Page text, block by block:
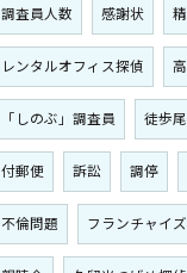
調査員人数 感謝状
レンタルオフィス探偵
「しのぶ」調査員 徒歩
付郵便 訴訟 調停
不倫問題 フランチャイ